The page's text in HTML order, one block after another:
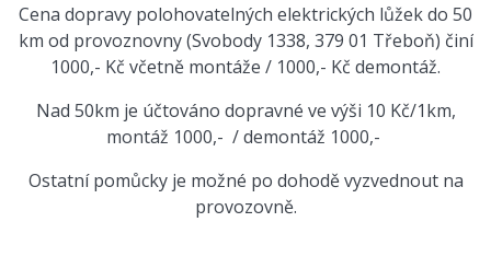
Cena dopravy polohovatelných elektrických lůžek do 50
km od provoznovny (Svobody 1338, 379 01 Třeboň) činí
1000,- Kč včetně montáže / 1000,- Kč demontáž.
Nad 50km je účtováno dopravné ve výši 10 Kč/1km,
montáž 1000,- / demontáž 1000,-
Ostatní pomůcky je možné po dohodě vyzvednout na
provozovně.